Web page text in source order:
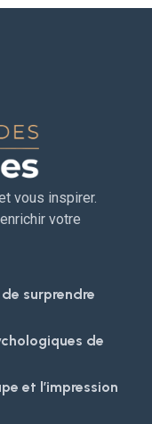
vous inspirer.
votre
surprendre
de
et l’impression